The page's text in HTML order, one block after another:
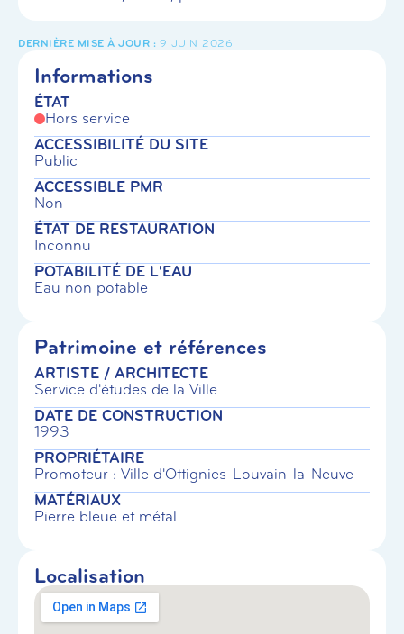
9 JUIN 2026
Informations
ÉTAT
Hors service
ACCESSIBILITÉ DU SITE
Public
ACCESSIBLE PMR
Non
ÉTAT DE RESTAURATION
Inconnu
POTABILITÉ DE L'EAU
Eau non potable
Patrimoine et références
ARTISTE / ARCHITECTE
Service d'études de la Ville
DATE DE CONSTRUCTION
1993
PROPRIÉTAIRE
Promoteur : Ville d'Ottignies-Louvain-la-Neuve
MATÉRIAUX
Pierre bleue et métal
Localisation